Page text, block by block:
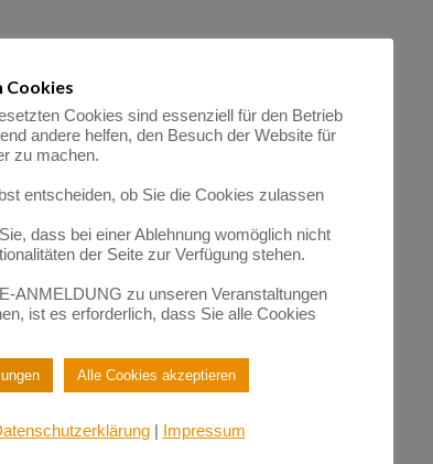
Cookies
Cookies sind essenziell für den Betrieb
andere helfen, den Besuch der Website für
zu machen.
entscheiden, ob Sie die Cookies zulassen
dass bei einer Ablehnung womöglich nicht
der Seite zur Verfügung stehen.
ANMELDUNG zu unseren Veranstaltungen
ist es erforderlich, dass Sie alle Cookies
Alle Cookies akzeptieren
| Impressum